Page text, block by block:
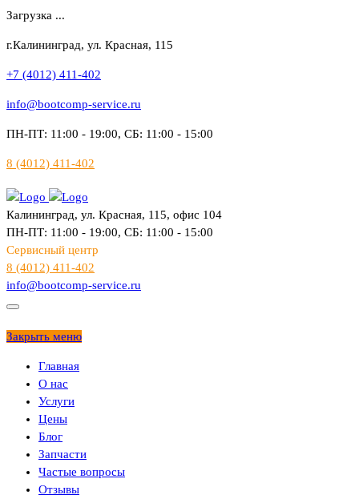
Загрузка ...
г.Калининград, ул. Красная, 115
+7 (4012) 411-402
info@bootcomp-service.ru
ПН-ПТ: 11:00 - 19:00, СБ: 11:00 - 15:00
8 (4012) 411-402
Калининград, ул. Красная, 115, офис 104
ПН-ПТ: 11:00 - 19:00, СБ: 11:00 - 15:00
Сервисный центр
8 (4012) 411-402
info@bootcomp-service.ru
Закрыть меню
Главная
О нас
Услуги
Цены
Блог
Запчасти
Частые вопросы
Отзывы